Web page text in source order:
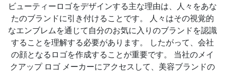
ビューティーロゴをデザインする主な理由は、人々をあな
たのブランドに引き付けることです。 人々はその視覚的
なエンブレムを通じて自分のお気に入りのブランドを認識
することを理解する必要があります。 したがって、会社
の顔となるロゴを作成することが重要です。 当社のメイ
クアップ ロゴ メーカーにアクセスして、美容ブランドの